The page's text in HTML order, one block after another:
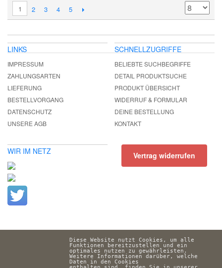
1
2 3 4 5
LINKS
IMPRESSUM
ZAHLUNGSARTEN
LIEFERUNG
BESTELLVORGANG
DATENSCHUTZ
UNSERE AGB
SCHNELLZUGRIFFE
BELIEBTE SUCHBEGRIFFE
DETAIL PRODUKTSUCHE
PRODUKT ÜBERSICHT
WIDERRUF & FORMULAR
DEINE BESTELLUNG
KONTAKT
WIR IM NETZ Vertrag widerrufen
Diese Website nutzt Cookies, um alle
Funktionen bereitzustellen und ein
optimales nutzen zu gewährleisten.
Weitere Informationen darüber, welche
Daten in den Cookies